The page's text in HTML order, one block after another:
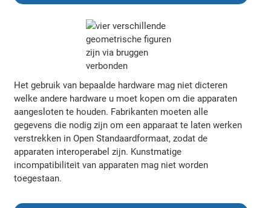
Het gebruik van bepaalde hardware mag niet dicteren
welke andere hardware u moet kopen om die apparaten
aangesloten te houden. Fabrikanten moeten alle
gegevens die nodig zijn om een apparaat te laten werken
verstrekken in Open Standaardformaat, zodat de
apparaten interoperabel zijn. Kunstmatige
incompatibiliteit van apparaten mag niet worden
toegestaan.